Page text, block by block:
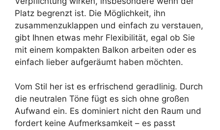
Platz begrenzt ist. Die Möglichkeit, ihn
zusammenzuklappen und einfach zu verstauen,
gibt Ihnen etwas mehr Flexibilität, egal ob Sie
mit einem kompakten Balkon arbeiten oder es
einfach lieber aufgeräumt haben möchten.
Vom Stil her ist es erfrischend geradlinig. Durch
die neutralen Töne fügt es sich ohne großen
Aufwand ein. Es dominiert nicht den Raum und
fordert keine Aufmerksamkeit – es passt